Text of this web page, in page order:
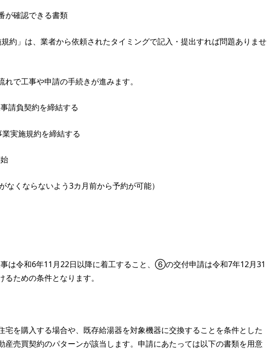
が確認できる書類
規約」は、業者から依頼されたタイミングで記入・提出すれば問題ありませ
で工事や申請の手続きが進みます。
請負契約を締結する
実施規約を締結する
くならないよう3カ月前から予約が可能）
は令和6年11月22日以降に着工すること、⑥の交付申請は令和7年12月31
ための条件となります。
宅を購入する場合や、既存給湯器を対象機器に交換することを条件とした
産売買契約のパターンが該当します。申請にあたっては以下の書類を用意